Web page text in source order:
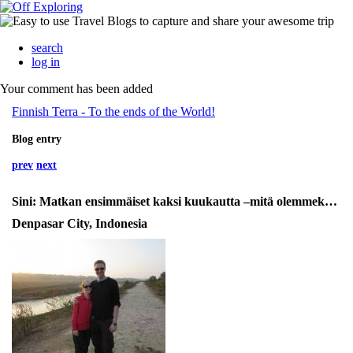
search
log in
Your comment has been added
Finnish Terra - To the ends of the World!
Blog entry
prev next
Sini: Matkan ensimmäiset kaksi kuukautta –mitä olemmekaan puuhailleet?
Denpasar City, Indonesia